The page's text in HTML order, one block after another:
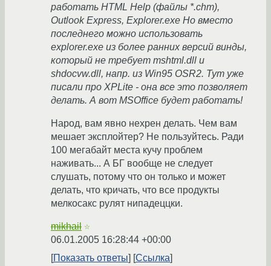
работать HTML Help (файлы *.chm),
Outlook Express, Explorer.exe Но вместо
последнего можно использовать
explorer.exe из более ранних версий винды,
который не требует mshtml.dll и
shdocvw.dll, напр. из Win95 OSR2. Тут уже
писали про XPLite - она все это позволяет
делать. А вот MSOffice будет работать!
Народ, вам явно нехрен делать. Чем вам
мешает эксплойтер? Не пользуйтесь. Ради
100 мегабайт места кучу проблем
наживать... А БГ вообще не следует
слушать, потому что он только и может
делать, что кричать, что все продукты
мелкосакс рулят нипадеццки.
mikhail ☆
06.01.2005 16:28:44 +00:00
Показать ответы
Ссылка